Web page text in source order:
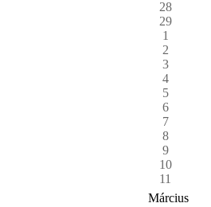
28
29
1
2
3
4
5
6
7
8
9
10
11
Március